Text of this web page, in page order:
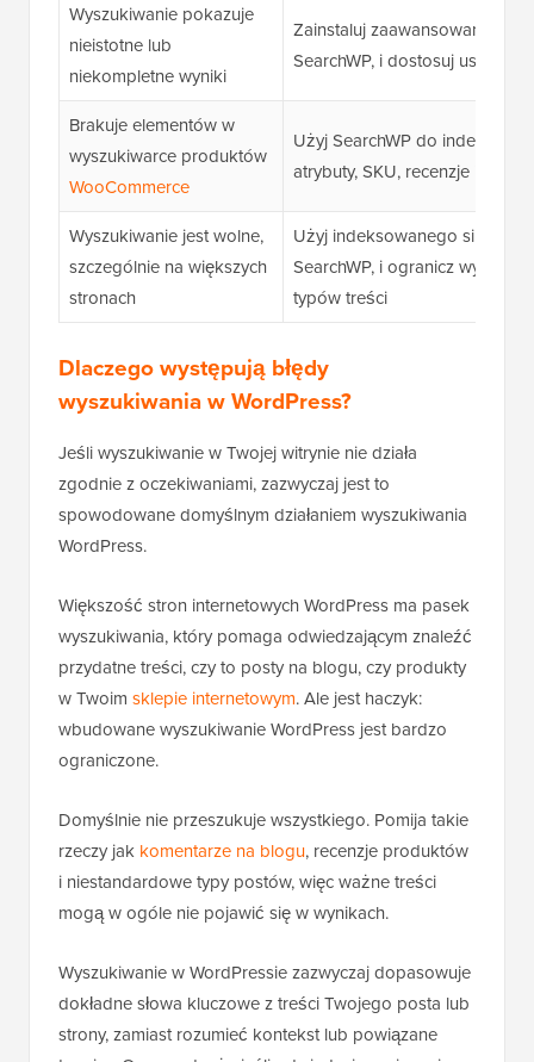
Wyszukiwanie pokazuje
nieistotne lub
niekompletne wyniki
Zainstaluj zaawansowany
SearchWP, i dostosuj
Brakuje elementów w
wyszukiwarce produktów
WooCommerce
Użyj SearchWP do
atrybuty, SKU, recenzje i inne
Wyszukiwanie jest wolne,
szczególnie na większych
stronach
Użyj indeksowanego silnika
SearchWP, i ogranicz
typów treści
Dlaczego występują błędy
wyszukiwania w WordPress?
Jeśli wyszukiwanie w Twojej witrynie nie działa
zgodnie z oczekiwaniami, zazwyczaj jest to
spowodowane domyślnym działaniem wyszukiwania
WordPress.
Większość stron internetowych WordPress ma pasek
wyszukiwania, który pomaga odwiedzającym znaleźć
przydatne treści, czy to posty na blogu, czy produkty
w Twoim sklepie internetowym. Ale jest haczyk:
wbudowane wyszukiwanie WordPress jest bardzo
ograniczone.
Domyślnie nie przeszukuje wszystkiego. Pomija takie
rzeczy jak komentarze na blogu, recenzje produktów
i niestandardowe typy postów, więc ważne treści
mogą w ogóle nie pojawić się w wynikach.
Wyszukiwanie w WordPressie zazwyczaj dopasowuje
dokładne słowa kluczowe z treści Twojego posta lub
strony, zamiast rozumieć kontekst lub powiązane